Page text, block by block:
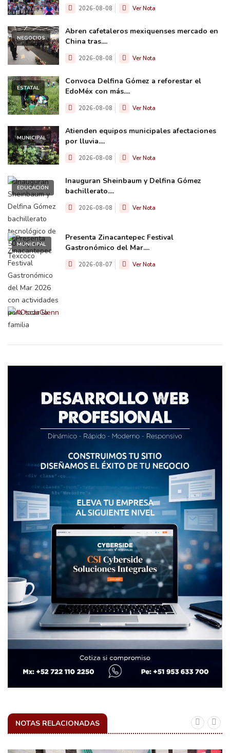
2026-08-08 Ver Nota
NEGOCIOS
Abren cafetaleros mexiquenses mercado en
China tras....
2026-08-08 Ver Nota
ESTATAL
Convoca Delfina Gómez a reforestar el
EdoMéx con más....
2026-08-08 Ver Nota
MUNICIPAL
Atienden equipos municipales afectaciones
por lluvia....
2026-08-08 Ver Nota
EDUCACIÓN
Inauguran Sheinbaum y Delfina Gómez
bachillerato....
2026-08-08 Ver Nota
MUNICIPAL
Presenta Zinacantepec Festival
Gastronómico del Mar....
2026-08-07 Ver Nota
NOTAS RELACIONADAS